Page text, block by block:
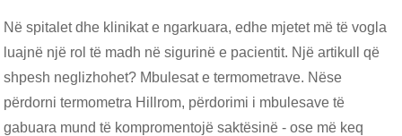
Në spitalet dhe klinikat e ngarkuara, edhe mjetet më të vogla
luajnë një rol të madh në sigurinë e pacientit. Një artikull që
shpesh neglizhohet? Mbulesat e termometrave. Nëse
përdorni termometra Hillrom, përdorimi i mbulesave të
gabuara mund të kompromentojë saktësinë - ose më keq